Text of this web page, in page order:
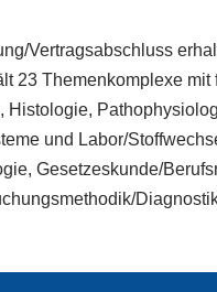
Vertragsabschluss
23 Themenkomplexe mit
Histologie,
und Labor/
Gesetzeskunde/